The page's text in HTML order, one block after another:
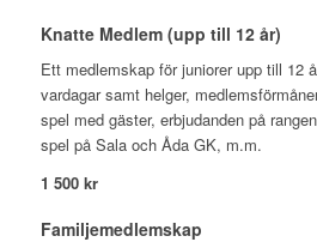
Knatte Medlem (upp till 12 år)
Ett medlemskap för juniorer upp till 12
vardagar samt helger,
spel med gäster, erbjudanden på
spel på Sala och Åda GK, m.m.
1 500 kr
Familjemedlemskap